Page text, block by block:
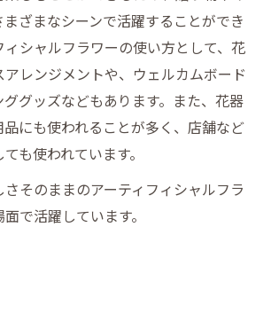
ざまなシーンで活躍することができ
ィシャルフラワーの使い方として、花
レンジメントや、ウェルカムボード
グッズなどもあります。また、花器
にも使われることが多く、店舗など
も使われています。
そのままのアーティフィシャルフラ
で活躍しています。